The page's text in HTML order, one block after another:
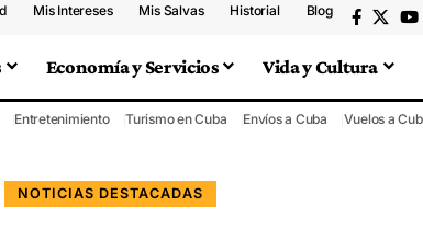
Mis Intereses Mis Salvas Historial Blog
Economía y Servicios Vida y Cultura
Entretenimiento Turismo en Cuba Envíos a Cuba Vuelos a
NOTICIAS DESTACADAS